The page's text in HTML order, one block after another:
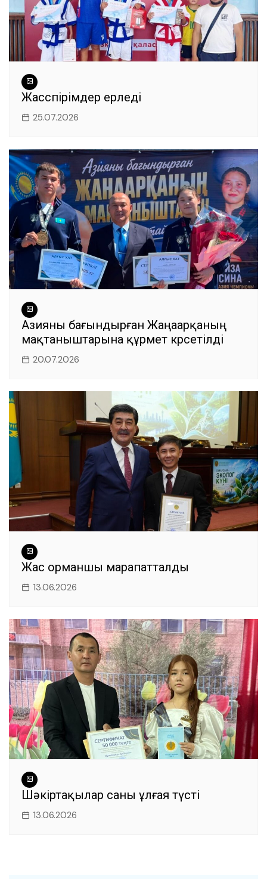
Жасөспірімдер ерледі
25.07.2026
Азияны бағындырған Жаңаарқаның
мақтаныштарына құрмет көрсетілді
20.07.2026
Жас орманшы марапатталды
13.06.2026
Шәкіртақылар саны ұлғая түсті
13.06.2026